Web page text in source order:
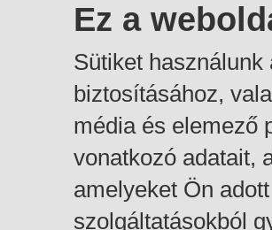
Ez a
Sütiket
biztosításához,
média és elemező
vonatkozó adatait,
amelyeket Ön
szolgáltatásokból